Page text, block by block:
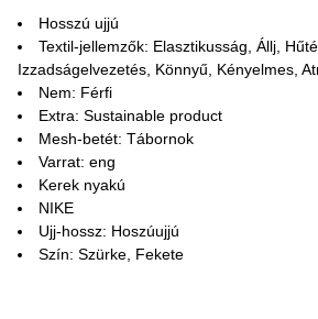
Hosszú ujjú
Textil-jellemzők: Elasztikusság, Állj,
Izzadságelvezetés, Könnyű, Kényelmes,
Nem: Férfi
Extra: Sustainable product
Mesh-betét: Tábornok
Varrat: eng
Kerek nyakú
NIKE
Ujj-hossz: Hoszúujjú
Szín: Szürke, Fekete